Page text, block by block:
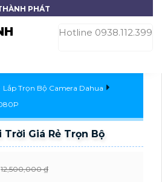
PHÁT
Hotline 0938.112.399
Lắp Trọn Bộ Camera Dahua
Trời Giá Rẻ Trọn Bộ
12,500,000 ₫